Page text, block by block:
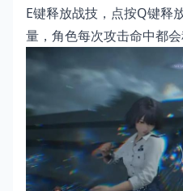
E键释放战技，点按Q键释
量，角色每次攻击命中都会